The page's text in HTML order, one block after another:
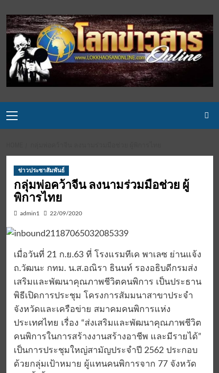
to
content
Menu
ข่าวประชาสัมพันธ์
กลุ่มพ่อคว้าจีน ลงนามร่วมมือช่วย ผู้
พิการไทย
admin1 22/09/2020
เมื่อวันที่ 21 ก.ย.63 ที่ โรงแรมทีเค พาเลซ ย่านแจ้ง
ถ.วัฒนะ กทม. น.ส.อณิรา ธินนท์ รองอธิบดีกรมส่ง
เสริมและพัฒนาคุณภาพชีวิตคนพิการ เป็นประธาน
พิธีเปิดการประชุม โครงการสัมมนาสาขาประจำ
จังหวัดและเครือข่าย สมาคมคนพิการแห่ง
ประเทศไทย เรื่อง “ส่งเสริมและพัฒนาคุณภาพชีวิต
คนพิการในการสร้างงานสร้างอาชีพ และมีรายได้”
เป็นการประชุมใหญ่สามัญประจำปี 2562 ประกอบ
ด้วยกลุ่มเป้าหมาย ผู้แทนคนพิการจาก 77 จังหวัด